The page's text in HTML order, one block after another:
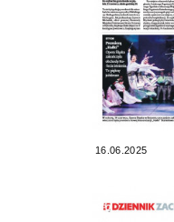
16.06.2025